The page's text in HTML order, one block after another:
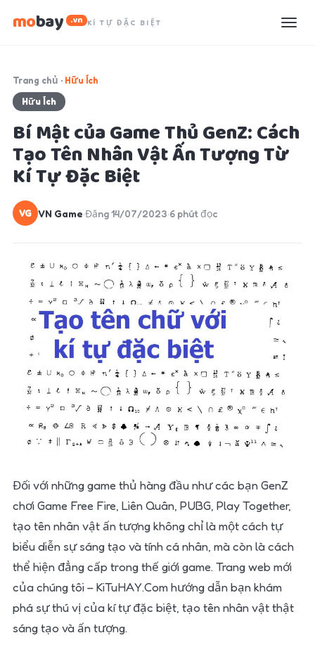
mobay .vn KÍ TỰ ĐẶC BIỆT
Trang chủ · Hữu Ích
Hữu Ích
Bí Mật của Game Thủ GenZ: Cách
Tạo Tên Nhân Vật Ấn Tượng Từ
Kí Tự Đặc Biệt
VG VN Game·Đăng 14/07/2023·6 phút đọc
Đối với những game thủ hàng đầu như các bạn GenZ
chơi Game Free Fire, Liên Quân, PUBG, Play Together,
tạo tên nhân vật ấn tượng không chỉ là một cách tự
biểu diễn sự sáng tạo và tính cá nhân, mà còn là cách
thể hiện đẳng cấp trong thế giới game. Trang web mới
của chúng tôi – KiTuHAY.Com hướng dẫn bạn khám
phá sự thú vị của kí tự đặc biệt, tạo tên nhân vật thật
sáng tạo và ấn tượng.